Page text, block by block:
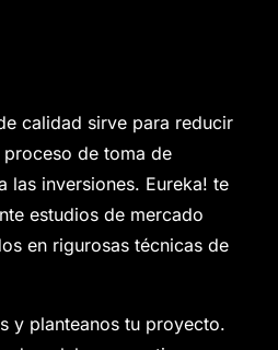
calidad sirve para reducir
de toma de
las inversiones. Eureka! te
estudios de mercado
en rigurosas técnicas de
y planteanos tu proyecto.